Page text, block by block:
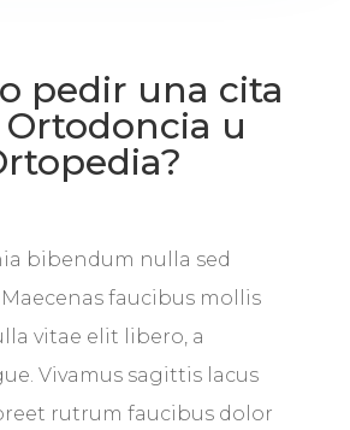
pedir una cita
Ortodoncia u
bibendum nulla sed
faucibus mollis
vitae elit libero, a
Vivamus sagittis lacus
rutrum faucibus dolor